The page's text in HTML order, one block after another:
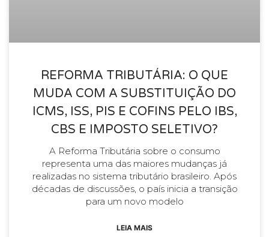
REFORMA TRIBUTÁRIA: O QUE
MUDA COM A SUBSTITUIÇÃO DO
ICMS, ISS, PIS E COFINS PELO IBS,
CBS E IMPOSTO SELETIVO?
A Reforma Tributária sobre o consumo
representa uma das maiores mudanças já
realizadas no sistema tributário brasileiro. Após
décadas de discussões, o país inicia a transição
para um novo modelo
LEIA MAIS